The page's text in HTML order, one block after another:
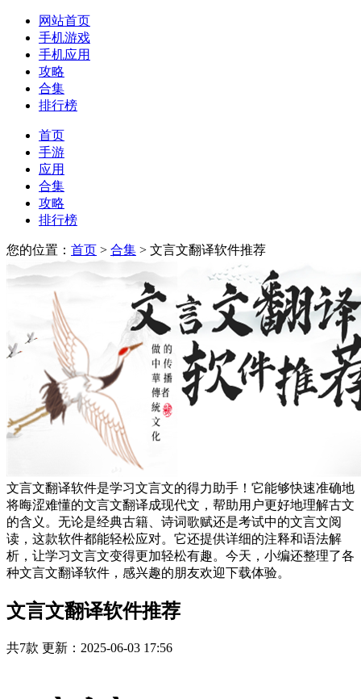
网站首页
手机游戏
手机应用
攻略
合集
排行榜
首页
手游
应用
合集
攻略
排行榜
您的位置： 首页 > 合集 > 文言文翻译软件推荐
文言文翻译软件是学习文言文的得力助手！它能够快速准确地
将晦涩难懂的文言文翻译成现代文，帮助用户更好地理解古文
的含义。无论是经典古籍、诗词歌赋还是考试中的文言文阅
读，这款软件都能轻松应对。它还提供详细的注释和语法解
析，让学习文言文变得更加轻松有趣。今天，小编还整理了各
种文言文翻译软件，感兴趣的朋友欢迎下载体验。
文言文翻译软件推荐
共7款 更新：2025-06-03 17:56